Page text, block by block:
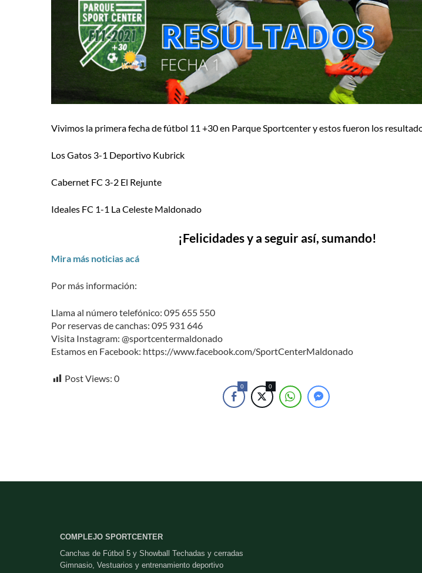
Vivimos la primera fecha de fútbol 11 +30 en Parque Sportcenter y estos fueron los
Los Gatos 3-1 Deportivo Kubrick
Cabernet FC 3-2 El Rejunte
Ideales FC 1-1 La Celeste Maldonado
¡Felicidades y a seguir así, sumando!
Mira más noticias acá
Por más información:
Llama al número telefónico: 095 655 550
Por reservas de canchas: 095 931 646
Visita Instagram: @sportcentermaldonado
Estamos en Facebook: https://www.facebook.com/SportCenterMaldonado
Post Views: 0
0 0
COMPLEJO SPORTCENTER
Canchas de Fútbol 5 y Showball Techadas y cerradas
Gimnasio, Vestuarios y entrenamiento deportivo